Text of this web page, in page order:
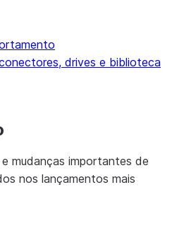
drives e biblioteca
mudanças importantes de
nos lançamentos mais